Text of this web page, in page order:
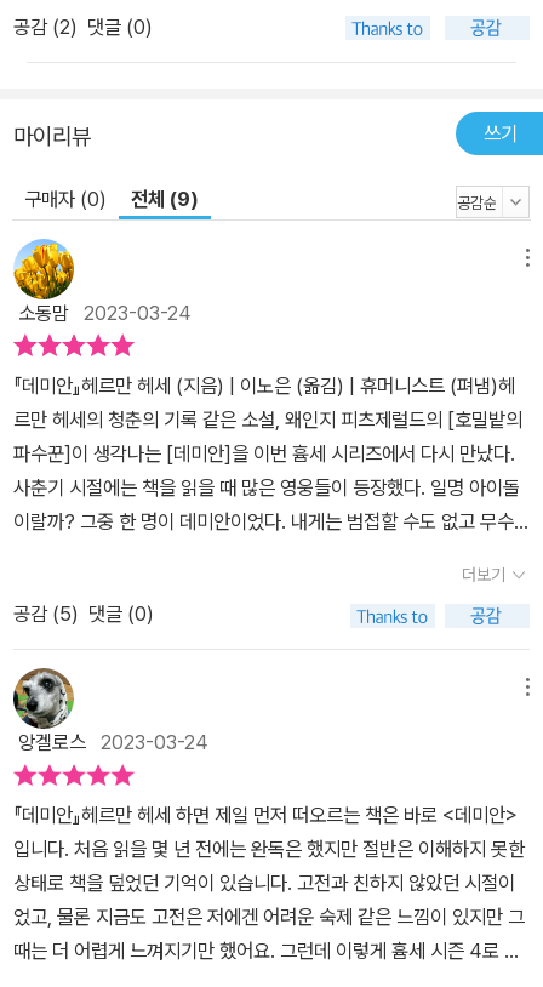
공감 (2) 댓글 (0)
마이리뷰 쓰기
구매자 (0) 전체 (9)
소동맘 2023-03-24
『데미안』​​헤르만 헤세 (지음) | 이노은 (옮김) | 휴머니스트 (펴냄)​​헤
르만 헤세의 청춘의 기록 같은 소설, 왜인지 피츠제럴드의 [호밀밭의
파수꾼]이 생각나는 [데미안]을 이번 흄세 시리즈에서 다시 만났다.
사춘기 시절에는 책을 읽을 때 많은 영웅들이 등장했다. 일명 아이돌
이랄까? 그중 한 명이 데미안이었다. 내게는 범접할 수도 없고 무수
다. 그리고 또 다른 한 명은 홀든 콜필드이다. 어쩌면 나의 청춘이었던
시절, 이 소년들은 역시 그 나름의 청춘을 겪고 있었고, 투쟁하고 있었
으며, 내게 없는 답을 그들은 가지고 있는 것처럼 보였다. ​[데미안]은
헤세가 베른에서 융을 만난 후 고작 몇 주 동안 써 내려간 작품이라고
한다. 융을 만나서 무슨 이야기를 했는지는 모르겠지만 아마 꿈 이야
기를 하지 않았을까? 우리가 모르는 무의식에 대해서 말이다. 그런
생각들을 하고 작품을 읽어보니 전과 다른 무엇이 보였다. 헤세는 [데
미안]의 원고를 출판사에 보낼 때 죽음을 목전을 둔 에밀 싱클레어라
는 청년이 자신의 10대 시절을 회고하면서 작성한 기록이라는 코멘
트를 남긴다. 그리고 마지막 장면을 읽어보면 에밀은 데미안의 키스
를 받으면서 그 속에서 데미안의 존재를 발견하면서 막을 내린다.
아... 순간 이런 생각이 드는 것이다. 데미안은 그저 상상의 인물인지
더보기
공감 (5) 댓글 (0)
앙겔로스 2023-03-24
『데미안』​​​​헤르만 헤세 하면 제일 먼저 떠오르는 책은 바로 <데미안>
입니다. 처음 읽을 몇 년 전에는 완독은 했지만 절반은 이해하지 못한
상태로 책을 덮었던 기억이 있습니다. 고전과 친하지 않았던 시절이
었고, 물론 지금도 고전은 저에겐 어려운 숙제 같은 느낌이 있지만 그
때는 더 어렵게 느껴지기만 했어요. 그런데 이렇게 흄세 시즌 4로 다